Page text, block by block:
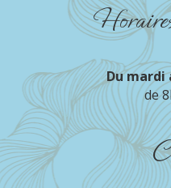
Du mardi
de